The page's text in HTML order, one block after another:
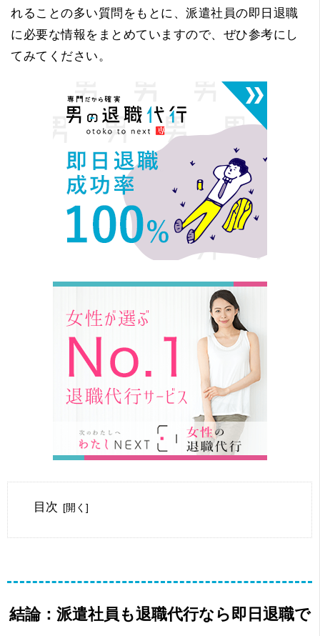
れることの多い質問をもとに、派遣社員の即日退職
に必要な情報をまとめていますので、ぜひ参考にし
てみてください。
目次
結論：派遣社員も退職代行なら即日退職で